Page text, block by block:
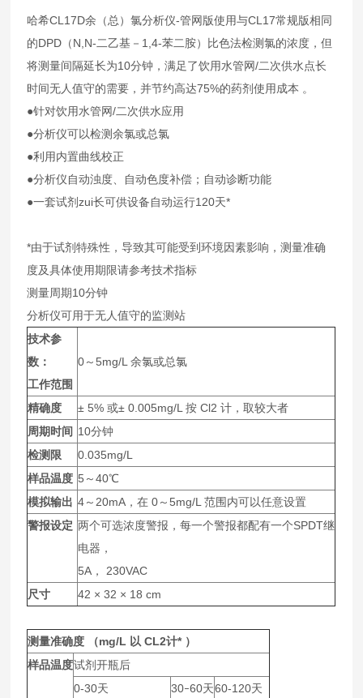
哈希CL17D余（总）氯分析仪-管网版使用与CL17常规版相同
的DPD（N,N-二乙基－1,4-苯二胺）比色法检测氯的浓度，但
将测量间隔延长为10分钟，满足了饮用水管网/二次供水点长
时间无人值守的需要，并节约高达75%的药剂使用成本 。
●针对饮用水管网/二次供水应用
●分析仪可以检测余氯或总氯
●利用内置曲线校正
●分析仪自动浊度、自动色度补偿；自动诊断功能
●一套试剂zui长可供设备自动运行120天*
*由于试剂特殊性，导致其可能受到环境因素影响，测量准确
度及具体使用期限请参考技术指标
测量周期10分钟
分析仪可用于无人值守的监测站
技术参
数：
工作范围
0～5mg/L 余氯或总氯
精确度
± 5% 或± 0.005mg/L 按 Cl2 计，取较大者
周期时间 10分钟
检测限
0.035mg/L
样品温度 5 ～40℃
模拟输出 4～20mA，在 0～5mg/L 范围内可以任意设置
警报设定 两个可选浓度警报，每一个警报都配有一个SPDT继
电器，
5A ， 230VAC
尺寸
42 × 32 × 18 cm
测量准确度 （mg/L 以 CL2计* ）
样品温度试剂开瓶后
0-30天 30–60天60-120天